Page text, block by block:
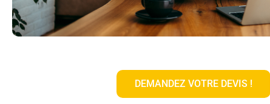
DEMANDEZ VOTRE DEVIS !